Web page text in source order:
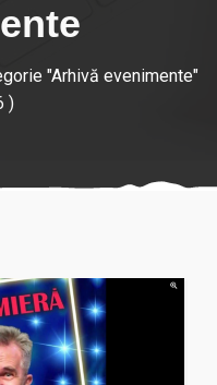
"Arhivă evenimente"
)